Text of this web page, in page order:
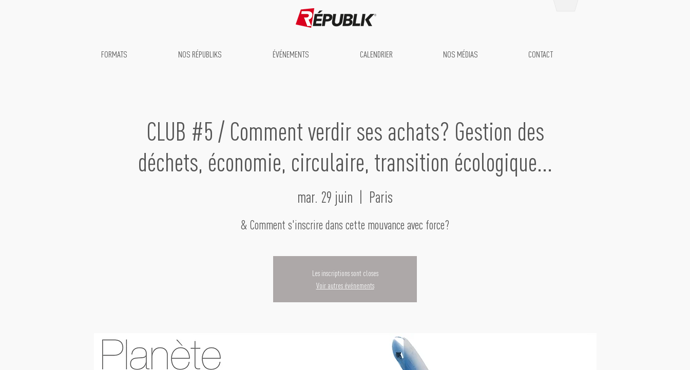
FORMATS NOS RÉPUBLIKS ÉVÉNEMENTS CALENDRIER NOS MÉDIAS CONTACT
CLUB #5 / Comment verdir ses achats? Gestion des
déchets, économie, circulaire, transition écologique...
mar. 29 juin Paris
& Comment s'inscrire dans cette mouvance avec force?
Les inscriptions sont closes
Voir autres événements